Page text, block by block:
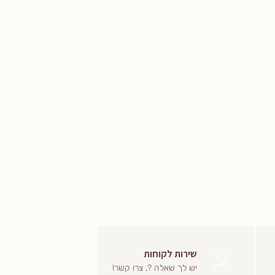
יש לך שאלה ?, צרו קשר!
שירות לקוחות